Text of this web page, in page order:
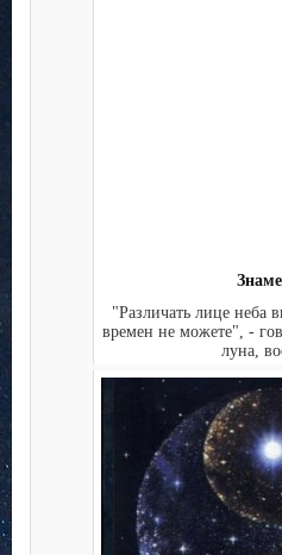
"Различать лице неба
времен не можете", -
луна,